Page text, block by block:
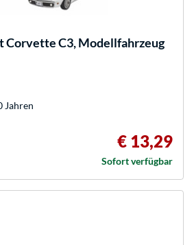
Corvette C3, Modellfahrzeug
Jahren
€ 13,29
Sofort verfügbar